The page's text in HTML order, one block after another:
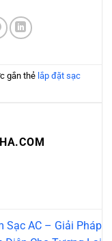
gắn thẻ lắp đặt sạc
Sạc AC – Giải Pháp